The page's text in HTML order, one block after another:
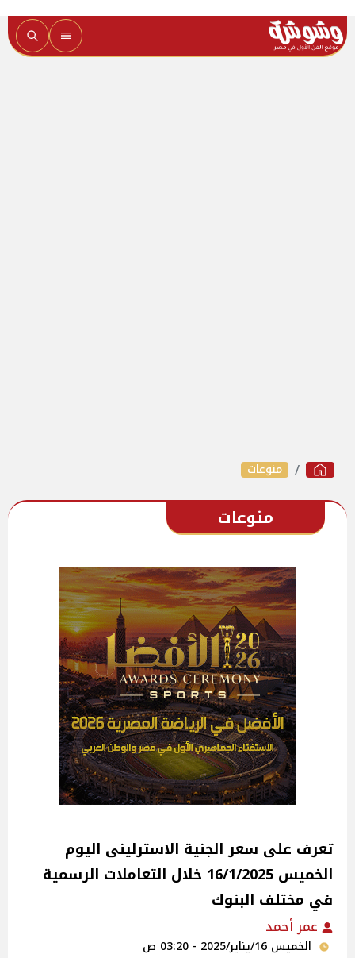
منوعات
منوعات
تعرف على سعر الجنية الاسترلينى اليوم
الخميس 16/1/2025 خلال التعاملات الرسمية
في مختلف البنوك
عمر أحمد
الخميس 16/يناير/2025 - 03:20 ص